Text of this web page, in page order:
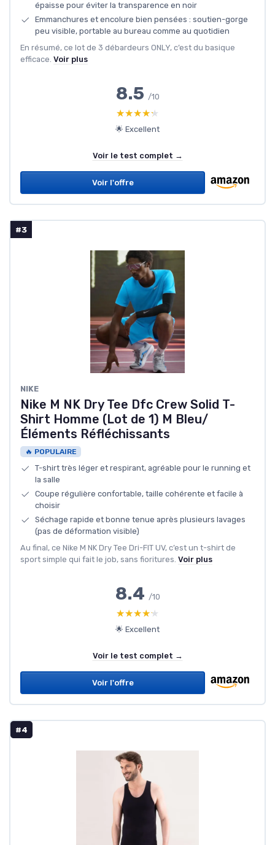
épaisse pour éviter la transparence en noir
Emmanchures et encolure bien pensées : soutien-gorge
peu visible, portable au bureau comme au quotidien
En résumé, ce lot de 3 débardeurs ONLY, c’est du basique
efficace. Voir plus
8.5 /10
★★★★★
★★★★★
🌟 Excellent
Voir le test complet →
Voir l'offre
#3
NIKE
Nike M NK Dry Tee Dfc Crew Solid T-
Shirt Homme (Lot de 1) M Bleu/
Éléments Réfléchissants
🔥 POPULAIRE
T-shirt très léger et respirant, agréable pour le running et
la salle
Coupe régulière confortable, taille cohérente et facile à
choisir
Séchage rapide et bonne tenue après plusieurs lavages
(pas de déformation visible)
Au final, ce Nike M NK Dry Tee Dri-FIT UV, c’est un t-shirt de
sport simple qui fait le job, sans fioritures. Voir plus
8.4 /10
★★★★★
★★★★★
🌟 Excellent
Voir le test complet →
Voir l'offre
#4